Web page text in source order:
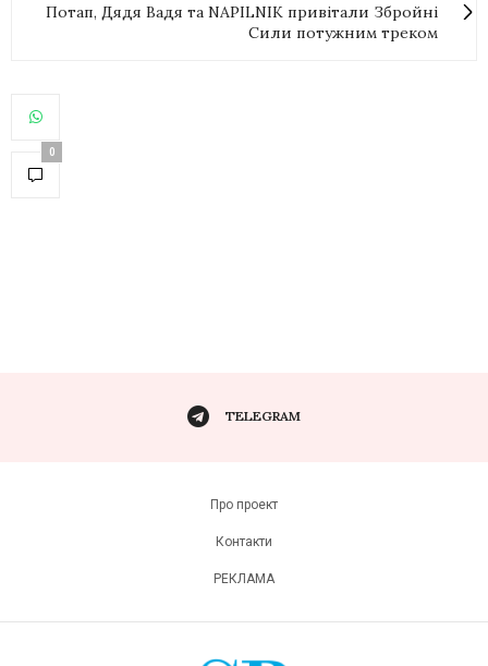
Потап, Дядя Вадя та NAPILNIK привітали Збройні
Сили потужним треком
0
TELEGRAM
Про проект
Контакти
РЕКЛАМА